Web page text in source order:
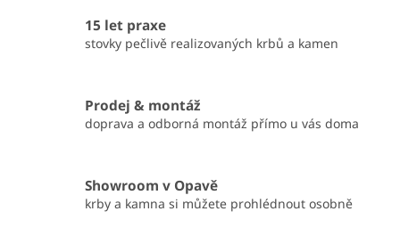
15 let praxe
stovky pečlivě realizovaných krbů a kamen
Prodej & montáž
doprava a odborná montáž přímo u vás doma
Showroom v Opavě
krby a kamna si můžete prohlédnout osobně